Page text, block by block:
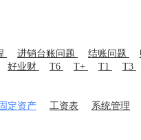
进销台账问题 结账问题
好业财 T6 T+ T1 T3
固定资产 工资表 系统管理